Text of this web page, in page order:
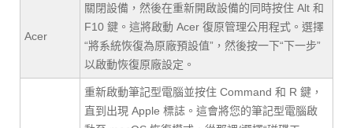
Acer
關閉設備，然後在重新開啟設備的同時按住 Alt 和
F10 鍵。這將啟動 Acer 復原管理公用程式。選擇
“將系統恢復為原廠預設值”，然後按一下“下一步”
以啟動恢復原廠設定。
重新啟動筆記型電腦並按住 Command 和 R 鍵，
直到出現 Apple 標誌。這會將您的筆記型電腦啟